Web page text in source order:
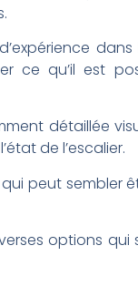
ce qu’il est
détaillée
de l’escalier.
peut sembler
options qui